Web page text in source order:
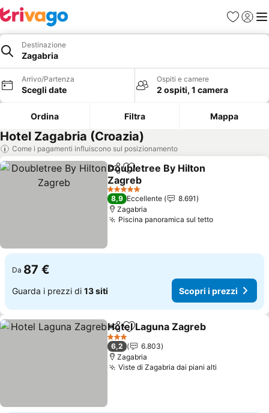
PreferitiAccedi
Destinazione
Zagabria
Arrivo/Partenza
Scegli date
Ospiti e camere
2 ospiti, 1 camera
Ordina Filtra Mappa
Hotel Zagabria (Croazia)
Come i pagamenti influiscono sul posizionamento
CondividiAggiungi ai preferiti
Doubletree By Hilton
Zagreb
Scopri i prezzi
5 Stelle
8,9 Eccellente
8.691
Zagabria
Piscina panoramica sul tettoScopri i
Da 87 €
Guarda i prezzi di 13 siti Scopri i prezzi
CondividiAggiungi ai preferiti
Hotel Laguna Zagreb
3 Stelle
6,2
6.803
Zagabria
Viste di Zagabria dai piani alti